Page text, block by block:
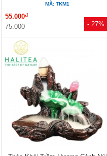
- 27%
MÃ: TKM1
55.000đ
75.000